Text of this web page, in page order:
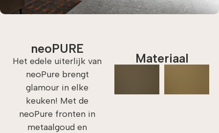
neoPURE
Het edele uiterlijk van
neoPure brengt
glamour in elke
keuken! Met de
neoPure fronten in
metaalgoud en
Materiaal